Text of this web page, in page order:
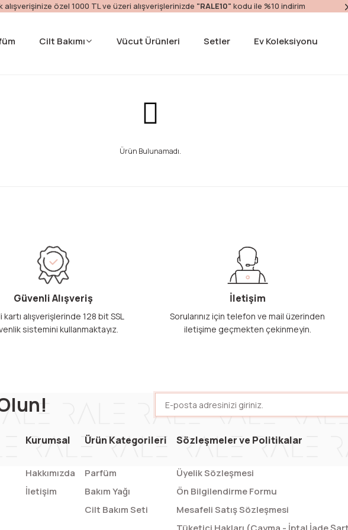
alışverişinize özel 1000 TL ve üzeri alışverişlerinizde "RALE10" kodu ile %10 indirim
Cilt Bakımı Vücut Ürünleri Setler Ev Koleksiyonu
Ürün Bulunamadı.
Güvenli Alışveriş
kartı alışverişlerinde 128 bit SSL
sistemini kullanmaktayız.
İletişim
Sorularınız için telefon ve mail üzerinden
iletişime geçmekten çekinmeyin.
Kurumsal
Hakkımızda
İletişim
Ürün Kategorileri
Parfüm
Bakım Yağı
Cilt Bakım Seti
Sözleşmeler ve Politikalar
Üyelik Sözleşmesi
Ön Bilgilendirme Formu
Mesafeli Satış Sözleşmesi